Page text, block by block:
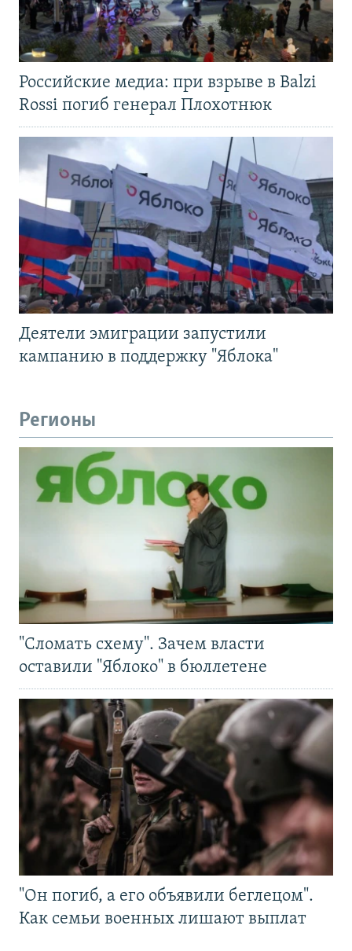
Российские медиа: при взрыве в Balzi
Rossi погиб генерал Плохотнюк
Деятели эмиграции запустили
кампанию в поддержку "Яблока"
Регионы
"Сломать схему". Зачем власти
оставили "Яблоко" в бюллетене
"Он погиб, а его объявили беглецом".
Как семьи военных лишают выплат